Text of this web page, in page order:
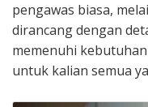
pengawas biasa,
dirancang dengan
memenuhi
untuk kalian semua